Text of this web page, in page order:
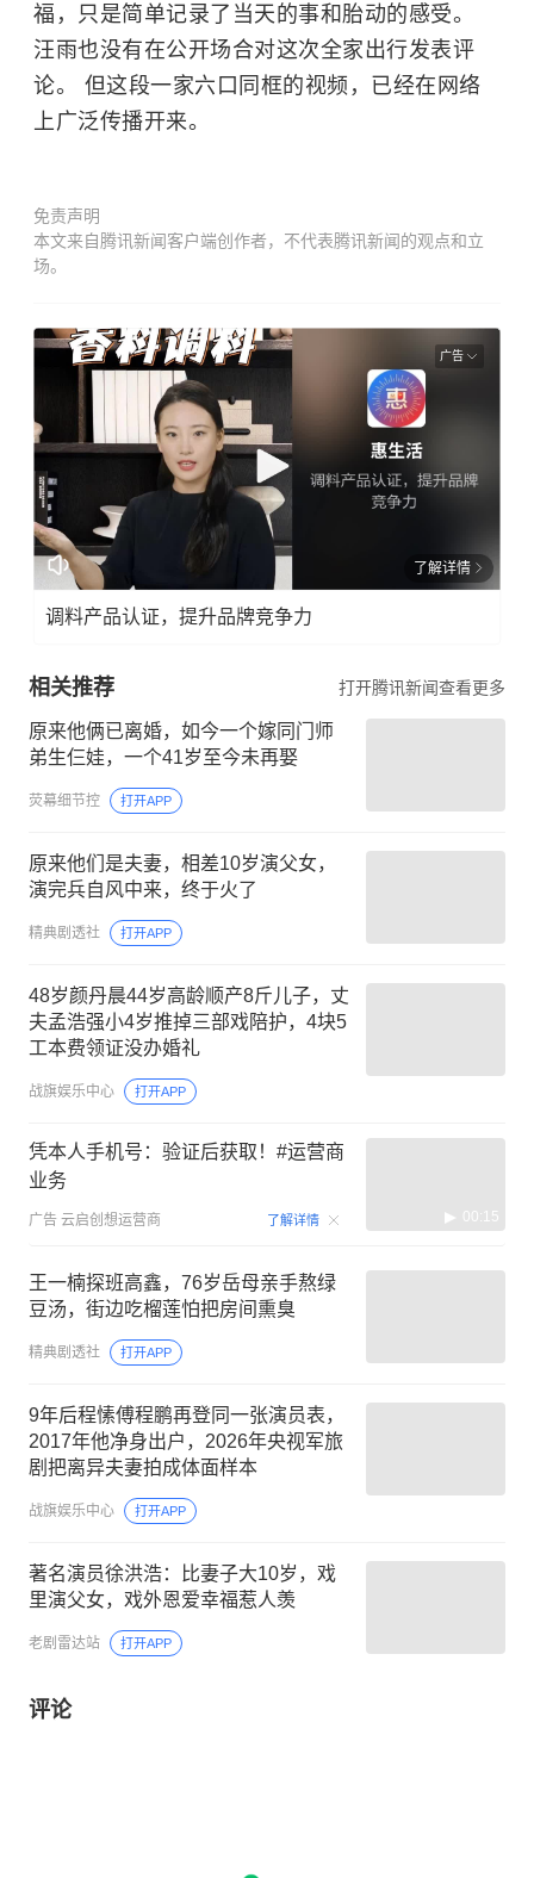
福，只是简单记录了当天的事和胎动的感受。
汪雨也没有在公开场合对这次全家出行发表评
论。 但这段一家六口同框的视频，已经在网络
上广泛传播开来。
免责声明
本文来自腾讯新闻客户端创作者，不代表腾讯新闻的观点和立
场。
广告
了解详情
调料产品认证，提升品牌竞争力
相关推荐 打开腾讯新闻查看更多
原来他俩已离婚，如今一个嫁同门师
弟生仨娃，一个41岁至今未再娶
荧幕细节控 打开APP
原来他们是夫妻，相差10岁演父女，
演完兵自风中来，终于火了
精典剧透社 打开APP
48岁颜丹晨44岁高龄顺产8斤儿子，丈
夫孟浩强小4岁推掉三部戏陪护，4块5
工本费领证没办婚礼
战旗娱乐中心 打开APP
凭本人手机号：验证后获取！#运营商
业务
广告 云启创想运营商 了解详情 00:15
王一楠探班高鑫，76岁岳母亲手熬绿
豆汤，街边吃榴莲怕把房间熏臭
精典剧透社 打开APP
9年后程愫傅程鹏再登同一张演员表，
2017年他净身出户，2026年央视军旅
剧把离异夫妻拍成体面样本
战旗娱乐中心 打开APP
著名演员徐洪浩：比妻子大10岁，戏
里演父女，戏外恩爱幸福惹人羡
老剧雷达站 打开APP
评论